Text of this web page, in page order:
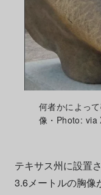
何者かによっ
像・Photo: via
テキサス州に設置
3.6メートルの胸像